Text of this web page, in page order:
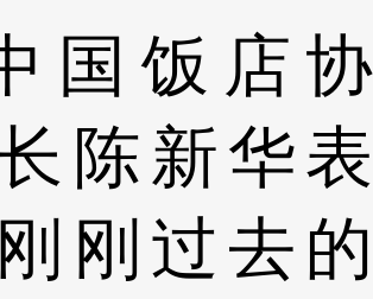
国饭店协
陈新华表
刚过去的